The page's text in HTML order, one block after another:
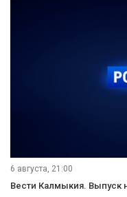
6 августа, 21:00
Вести Калмыкия. Выпуск